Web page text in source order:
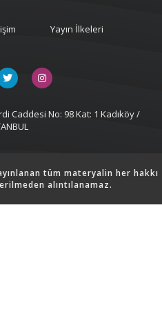
Yayın İlkeleri
Caddesi No: 98 Kat: 1 Kadıköy /
tüm materyalin her hakkı
alıntılanamaz.